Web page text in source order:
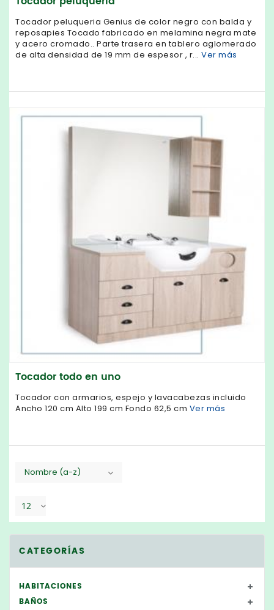
Tocador peluqueria Genius de color negro con balda y
reposapies Tocado fabricado en melamina negra mate
y acero cromado.. Parte trasera en tablero aglomerado
de alta densidad de 19 mm de espesor , r... Ver más
Tocador todo en uno
Tocador con armarios, espejo y lavacabezas incluido
Ancho 120 cm Alto 199 cm Fondo 62,5 cm Ver más
Nombre (a-z)
12
CATEGORÍAS
HABITACIONES
BAÑOS